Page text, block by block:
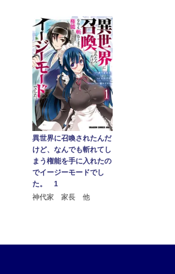
異世界に召喚されたんだ
けど、なんでも斬れてし
まう権能を手に入れたの
でイージーモードでし
た。 1
神代家 家長 他